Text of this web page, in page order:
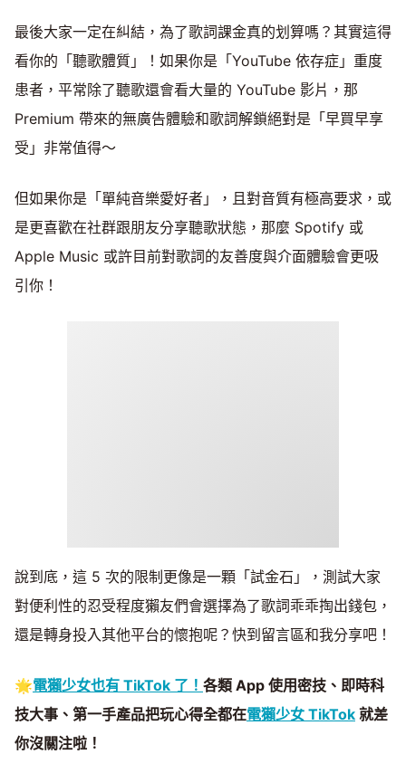
最後大家一定在糾結，為了歌詞課金真的划算嗎？其實這得
看你的「聽歌體質」！如果你是「YouTube 依存症」重度
患者，平常除了聽歌還會看大量的 YouTube 影片，那
Premium 帶來的無廣告體驗和歌詞解鎖絕對是「早買早享
受」非常值得～
但如果你是「單純音樂愛好者」，且對音質有極高要求，或
是更喜歡在社群跟朋友分享聽歌狀態，那麼 Spotify 或
Apple Music 或許目前對歌詞的友善度與介面體驗會更吸
引你！
說到底，這 5 次的限制更像是一顆「試金石」，測試大家
對便利性的忍受程度獺友們會選擇為了歌詞乖乖掏出錢包，
還是轉身投入其他平台的懷抱呢？快到留言區和我分享吧！
🌟電獺少女也有 TikTok 了！ 各類 App 使用密技、即時科
技大事、第一手產品把玩心得全都在電獺少女 TikTok 就差
你沒關注啦！